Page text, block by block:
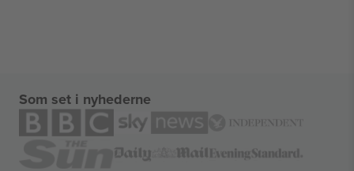
Som set i nyhederne